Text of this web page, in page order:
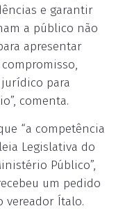
e garantir
a público não
apresentar
para
comenta.
“a competência
Legislativa do
Público”,
um pedido
vereador Ítalo.